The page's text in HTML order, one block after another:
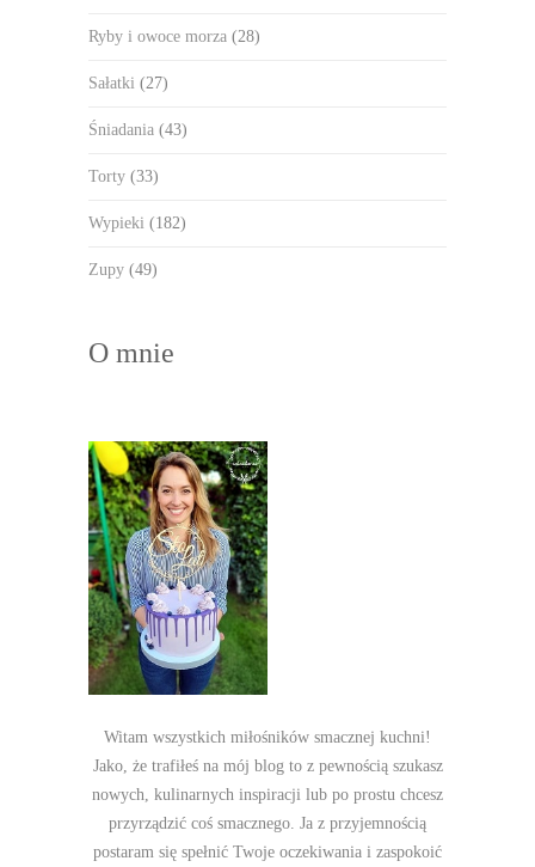
Ryby i owoce morza (28)
Sałatki (27)
Śniadania (43)
Torty (33)
Wypieki (182)
Zupy (49)
O mnie
Witam wszystkich miłośników smacznej kuchni!
Jako, że trafiłeś na mój blog to z pewnością szukasz
nowych, kulinarnych inspiracji lub po prostu chcesz
przyrządzić coś smacznego. Ja z przyjemnością
postaram się spełnić Twoje oczekiwania i zaspokoić